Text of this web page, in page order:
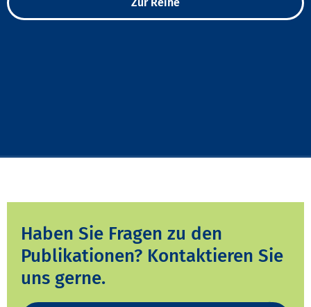
Haben Sie Fragen zu den
Publikationen? Kontaktieren Sie
uns gerne.